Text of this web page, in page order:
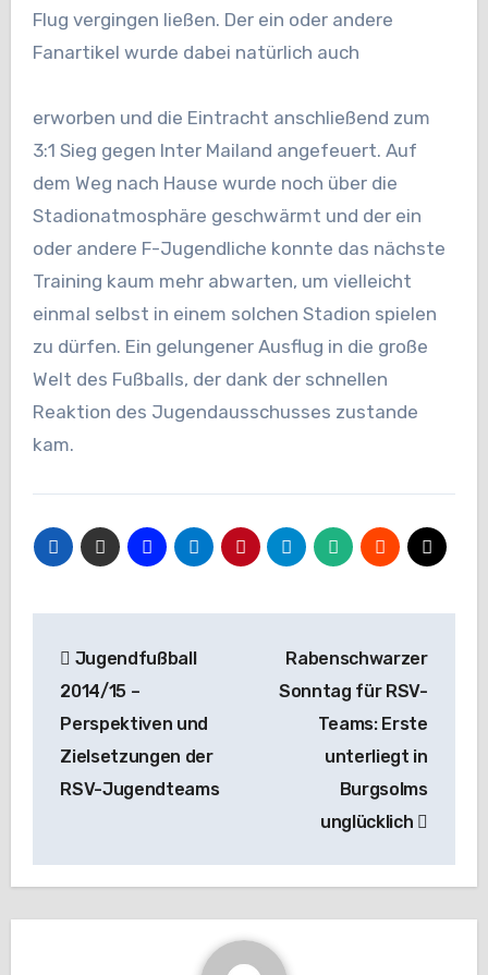
Flug vergingen ließen. Der ein oder andere
Fanartikel wurde dabei natürlich auch
erworben und die Eintracht anschließend zum
3:1 Sieg gegen Inter Mailand angefeuert. Auf
dem Weg nach Hause wurde noch über die
Stadionatmosphäre geschwärmt und der ein
oder andere F-Jugendliche konnte das nächste
Training kaum mehr abwarten, um vielleicht
einmal selbst in einem solchen Stadion spielen
zu dürfen. Ein gelungener Ausflug in die große
Welt des Fußballs, der dank der schnellen
Reaktion des Jugendausschusses zustande
kam.
Jugendfußball
2014/15 –
Perspektiven und
Zielsetzungen der
RSV-Jugendteams
Rabenschwarzer
Sonntag für RSV-
Teams: Erste
unterliegt in
Burgsolms
unglücklich